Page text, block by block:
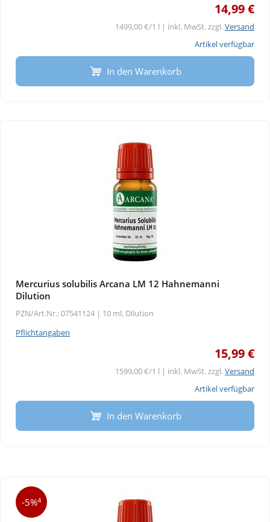
14,99 €
1499,00 €/1 l | inkl. MwSt. zzgl.Versand
Artikel verfügbar
In den Warenkorb
Mercurius solubilis Arcana LM 12 Hahnemanni
Dilution
PZN/Art.Nr.: 07541124 | 10 ml, Dilution
Pflichtangaben
15,99 €
1599,00 €/1 l | inkl. MwSt. zzgl.Versand
Artikel verfügbar
In den Warenkorb
-5%4